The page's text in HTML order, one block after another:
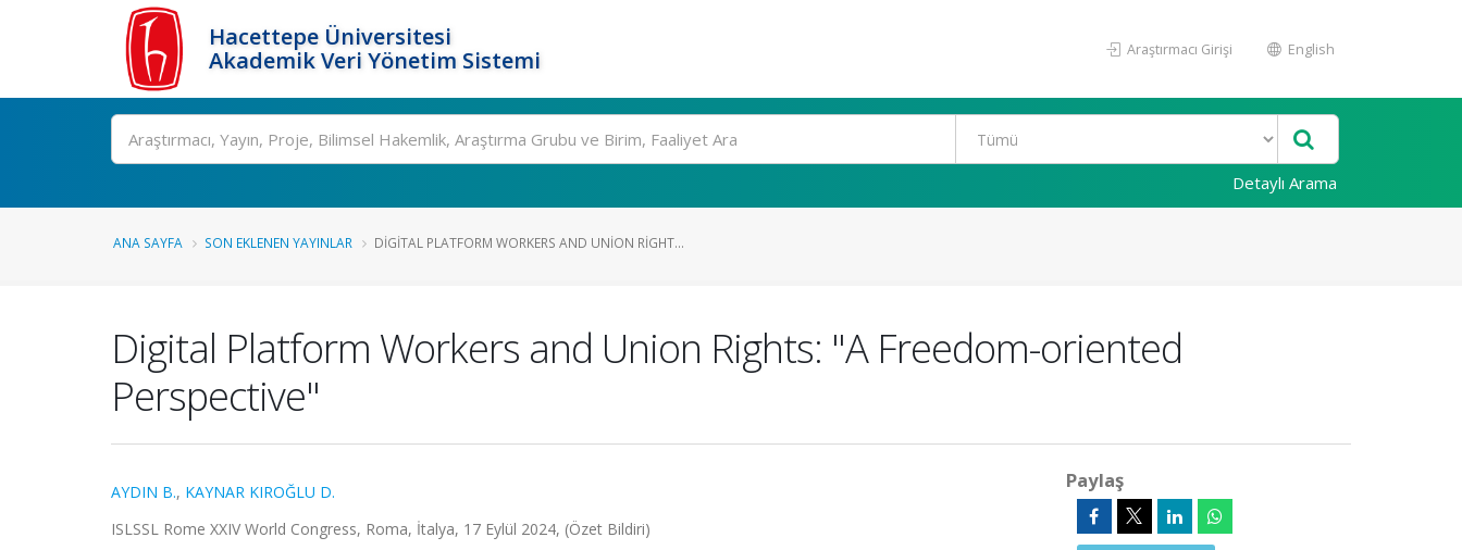
Hacettepe Üniversitesi
Akademik Veri Yönetim Sistemi
Araştırmacı Girişi English
Ara
Detaylı Arama
ANA SAYFA SON EKLENEN YAYINLAR DIGITAL PLATFORM WORKERS AND UNION RIGHT...
Digital Platform Workers and Union Rights: "A Freedom-oriented
Perspective"
AYDIN B., KAYNAR KIROĞLU D.
ISLSSL Rome XXIV World Congress, Roma, İtalya, 17 Eylül 2024, (Özet Bildiri)
Paylaş